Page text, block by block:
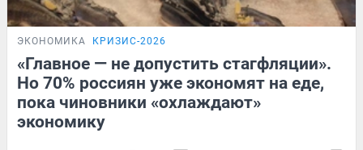
ЭКОНОМИКА КРИЗИС-2026
«Главное — не допустить стагфляции».
Но 70% россиян уже экономят на еде,
пока чиновники «охлаждают»
экономику